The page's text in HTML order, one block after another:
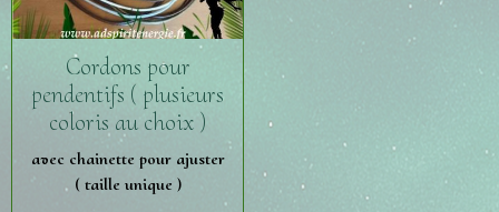
Cordons pour
pendentifs ( plusieurs
coloris au choix )
avec chainette pour ajuster
( taille unique )